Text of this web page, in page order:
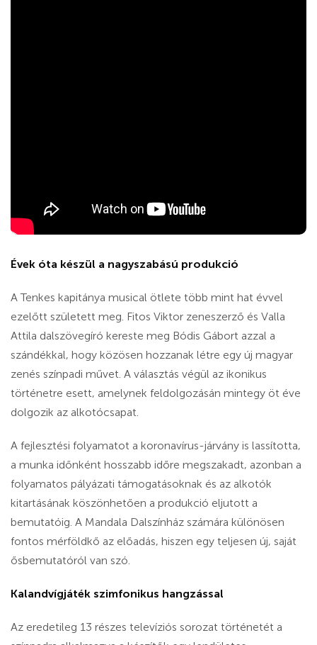
Évek óta készül a nagyszabású produkció
A Tenkes kapitánya musical ötlete több mint hat évvel
ezelőtt született meg. Fitos Viktor zeneszerző és Valla
Attila dalszövegíró kereste meg Bódis Gábort azzal a
szándékkal, hogy közösen hozzanak létre egy új magyar
zenés színpadi művet. A választás végül az ikonikus
történetre esett, amelynek feldolgozásán mintegy öt éve
dolgozik az alkotócsapat.
A fejlesztési folyamatot a koronavírus-járvány is lassította,
a munka időnként hosszabb időre megszakadt, azonban a
folyamatos pályázati támogatásoknak és az alkotók
kitartásának köszönhetően a produkció eljutott a
bemutatóig. A Mandala Dalszínház számára különösen
fontos mérföldkő az előadás, hiszen egy teljesen új, saját
ősbemutatóról van szó.
Kalandvígjáték szimfonikus hangzással
Az eredetileg 13 részes televíziós sorozat történetét a